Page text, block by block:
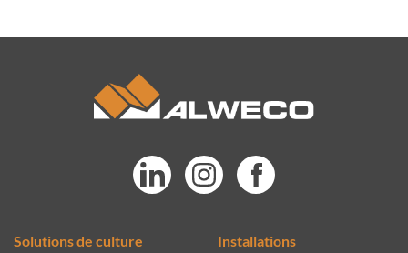
Solutions de culture
Installations